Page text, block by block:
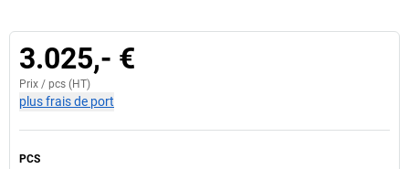
3.025,- €
Prix / pcs (HT)
plus frais de port
PCS